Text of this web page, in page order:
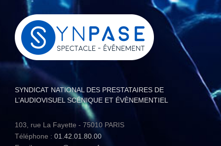
SYNDICAT NATIONAL DES PRESTATAIRES DE
L’AUDIOVISUEL SCÉNIQUE ET ÉVÈNEMENTIEL
103, rue La Fayette - 75010 PARIS
Téléphone : 01.42.01.80.00